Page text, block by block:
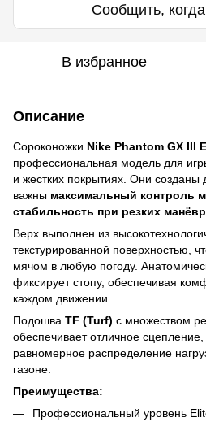
Сообщить,
В избранное
Описание
Сороконожки Nike Phantom GX III
профессиональная модель для
и жестких покрытиях. Они созданы
важны максимальный контроль
стабильность при резких
Верх выполнен из
текстурированной поверхностью,
мячом в любую погоду.
фиксирует стопу, обеспечивая
каждом движении.
Подошва TF (Turf) с множеством
обеспечивает отличное сцепление,
равномерное распределение
газоне.
Преимущества:
Профессиональный уровень